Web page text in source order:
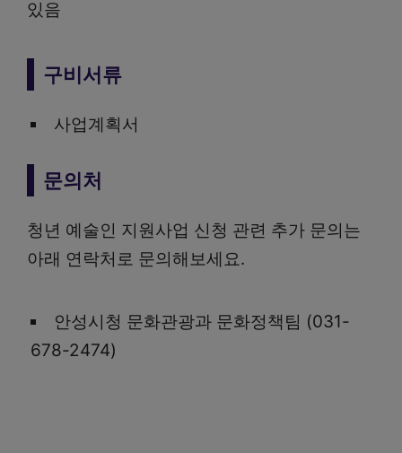
있음
구비서류
사업계획서
문의처
청년 예술인 지원사업 신청 관련 추가 문의는
아래 연락처로 문의해보세요.
안성시청 문화관광과 문화정책팀 (031-
678-2474)